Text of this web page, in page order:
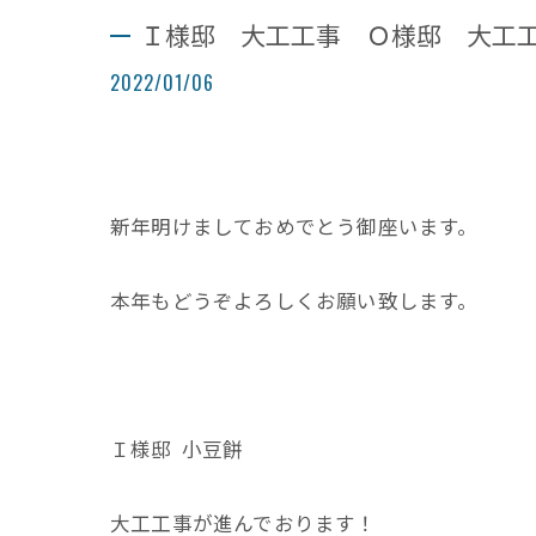
Ｉ様邸 大工工事 Ｏ様邸 大工
2022/01/06
新年明けましておめでとう御座います。
本年もどうぞよろしくお願い致します。
Ｉ様邸 小豆餅
大工工事が進んでおります！